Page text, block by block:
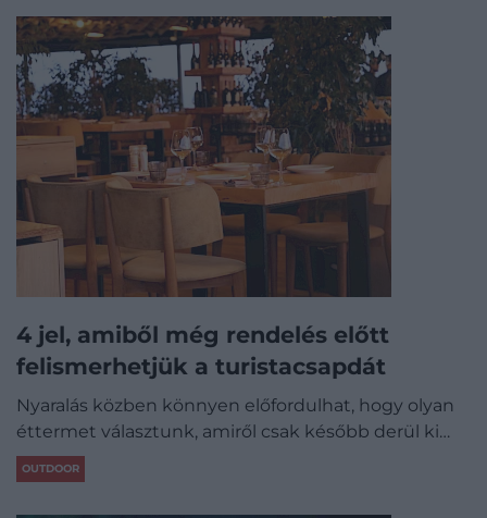
4 jel, amiből még rendelés előtt
felismerhetjük a turistacsapdát
Nyaralás közben könnyen előfordulhat, hogy olyan
éttermet választunk, amiről csak később derül ki…
OUTDOOR